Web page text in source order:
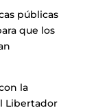
públicas
que los
la
Libertador